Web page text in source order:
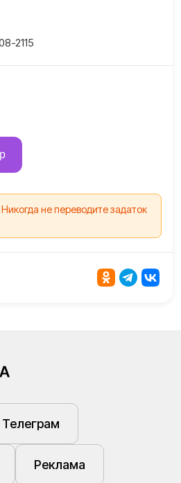
2115
не переводите задаток
Телеграм
Реклама